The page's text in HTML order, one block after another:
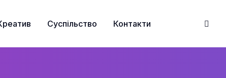
Суспільство Контакти